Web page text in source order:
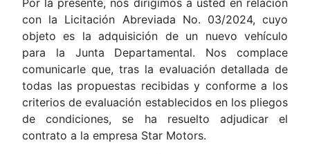
con la Licitación Abreviada No. 03/2024, cuyo
objeto es la adquisición de un nuevo vehículo
para la Junta Departamental. Nos complace
comunicarle que, tras la evaluación detallada de
todas las propuestas recibidas y conforme a los
criterios de evaluación establecidos en los pliegos
de condiciones, se ha resuelto adjudicar el
contrato a la empresa Star Motors.